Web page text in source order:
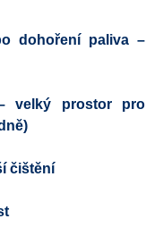
dohoření paliva –
velký prostor pro
čištění